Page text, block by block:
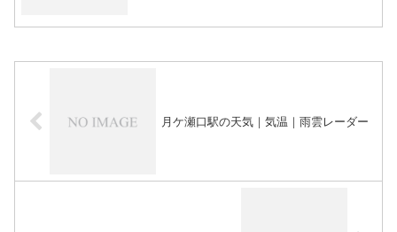
月ケ瀬口駅の天気｜気温｜雨雲レーダー